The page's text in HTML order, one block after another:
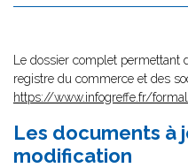
Le dossier complet
registre du commerce et des
https://www.infogreffe.fr/
Les documents à
modification